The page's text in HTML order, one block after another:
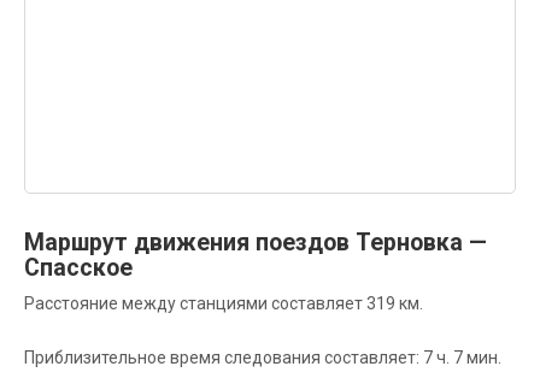
Маршрут движения поездов Терновка —
Спасское
Расстояние между станциями составляет 319 км.
Приблизительное время следования составляет: 7 ч. 7 мин.